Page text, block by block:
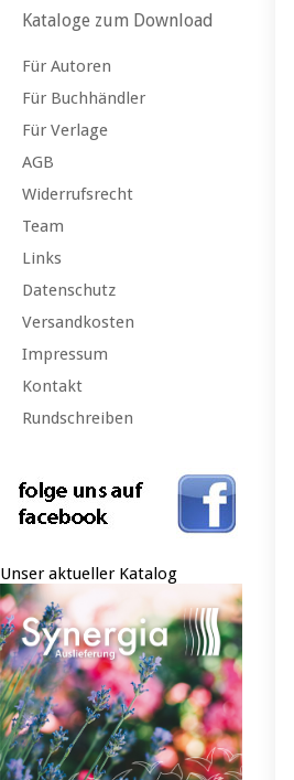
Kataloge zum Download
Für Autoren
Für Buchhändler
Für Verlage
AGB
Widerrufsrecht
Team
Links
Datenschutz
Versandkosten
Impressum
Kontakt
Rundschreiben
Unser aktueller Katalog